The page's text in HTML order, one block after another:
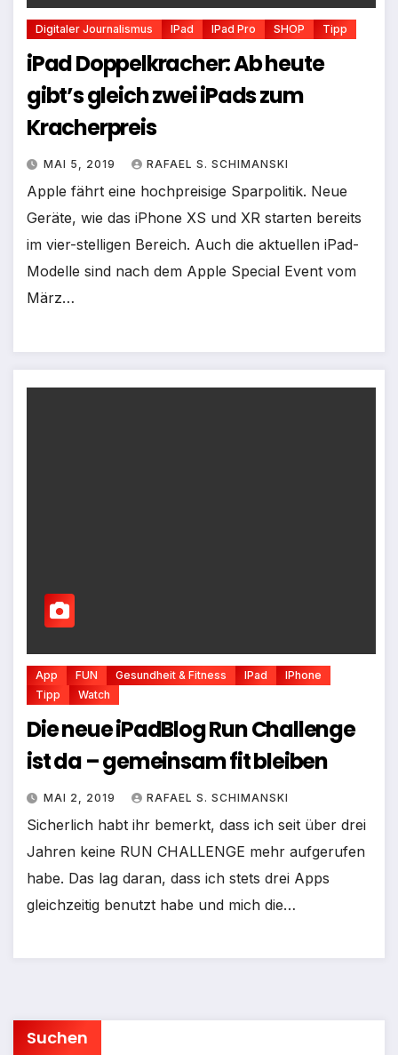
Digitaler Journalismus IPad IPad Pro SHOP Tipp
iPad Doppelkracher: Ab heute
gibt’s gleich zwei iPads zum
Kracherpreis
MAI 5, 2019 RAFAEL S. SCHIMANSKI
Apple fährt eine hochpreisige Sparpolitik. Neue
Geräte, wie das iPhone XS und XR starten bereits
im vier-stelligen Bereich. Auch die aktuellen iPad-
Modelle sind nach dem Apple Special Event vom
März…
App FUN Gesundheit & Fitness IPad
IPhone
Tipp
Watch
Die neue iPadBlog Run Challenge
ist da – gemeinsam fit bleiben
MAI 2, 2019 RAFAEL S. SCHIMANSKI
Sicherlich habt ihr bemerkt, dass ich seit über drei
Jahren keine RUN CHALLENGE mehr aufgerufen
habe. Das lag daran, dass ich stets drei Apps
gleichzeitig benutzt habe und mich die…
Suchen